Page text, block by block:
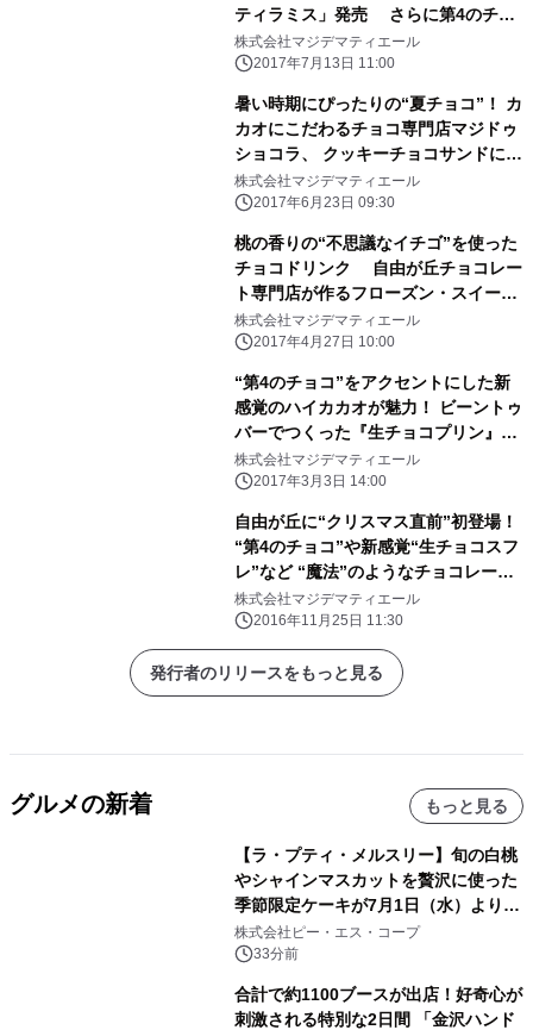
ティラミス」発売 さらに第4のチョ
コ「No.4柚子抹茶」も登場
株式会社マジデマティエール
2017年7月13日 11:00
暑い時期にぴったりの“夏チョコ”！ カ
カオにこだわるチョコ専門店マジドゥ
ショコラ、 クッキーチョコサンドに新
たに2種類登場
株式会社マジデマティエール
2017年6月23日 09:30
桃の香りの“不思議なイチゴ”を使った
チョコドリンク 自由が丘チョコレー
ト専門店が作るフローズン・スイーツ
「100％イチゴチョコドリンク」をマ
ジドゥショコラで販売開始！
株式会社マジデマティエール
2017年4月27日 10:00
“第4のチョコ”をアクセントにした新
感覚のハイカカオが魅力！ ビーントゥ
バーでつくった『生チョコプリン』3
月上旬販売
株式会社マジデマティエール
2017年3月3日 14:00
自由が丘に“クリスマス直前”初登場！
“第4のチョコ”や新感覚“生チョコスフ
レ”など “魔法”のようなチョコレート
が勢ぞろい！ ビーントゥバーにこだわ
ったチョコレート専門店 「マジドゥシ
ョコラ」が12月17日 自由が丘にオー
プン
株式会社マジデマティエール
2016年11月25日 11:30
発行者のリリースをもっと見る
グルメの新着 もっと見る
【ラ・プティ・メルスリー】旬の白桃
やシャインマスカットを贅沢に使った
季節限定ケーキが7月1日（水）より順
次登場！
株式会社ピー・エス・コープ
33分前
合計で約1100ブースが出店！好奇心が
刺激される特別な2日間 「金沢ハンド